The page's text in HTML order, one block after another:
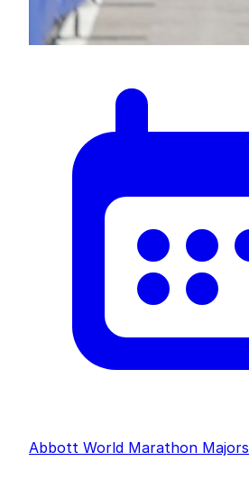
Abbott World Marathon Majors